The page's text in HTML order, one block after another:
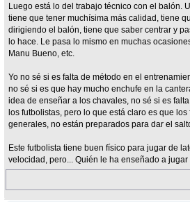
Luego está lo del trabajo técnico con el balón.
tiene que tener muchísima más calidad, tiene
dirigiendo el balón, tiene que saber centrar y
lo hace. Le pasa lo mismo en muchas
Manu Bueno, etc.
Yo no sé si es falta de método en el
no sé si es que hay mucho enchufe en la
idea de enseñar a los chavales, no sé si es
los futbolistas, pero lo que está claro es que
generales, no están preparados para dar el
Este futbolista tiene buen físico para jugar de
velocidad, pero... Quién le ha enseñado a